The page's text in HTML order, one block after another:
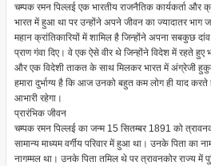
चम्पक रमन पिल्लई एक भारतीय राजनैतिक कार्यकर्ता और
भारत में हुआ था पर उन्होंने अपने जीवन का ज्यादातर भाग
महान क्रांतिकारियों में शामिल है जिन्होंने अपना सबकुछ
प्राण गंवा दिए। वे एक ऐसे वीर थे जिन्होंने विदेश में रहते हुए
और एक विदेशी ताकत के साथ मिलकर भारत में अंग्रेजी
हमारा दुर्भाग्य है कि आज उनको बहुत कम लोग ही याद
आभारी रहेगा।
प्रारंभिक जीवन
चम्पक रमन पिल्लई का जन्म 15 सितम्बर 1891 को
सामान्य माध्यम वर्गीय परिवार में हुआ था। उनके पिता का
नागम्मल था। उनके पिता तमिल थे पर त्रावनकोर राज्य